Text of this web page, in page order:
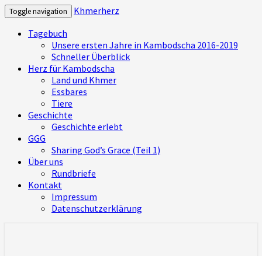
Toggle navigation
Khmerherz
Tagebuch
Unsere ersten Jahre in Kambodscha 2016-2019
Schneller Überblick
Herz für Kambodscha
Land und Khmer
Essbares
Tiere
Geschichte
Geschichte erlebt
GGG
Sharing God’s Grace (Teil 1)
Über uns
Rundbriefe
Kontakt
Impressum
Datenschutzerklärung